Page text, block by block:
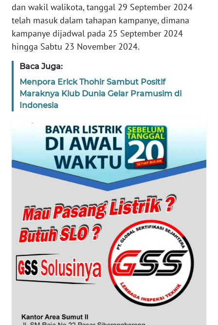
dan wakil walikota, tanggal 29 September 2024
telah masuk dalam tahapan kampanye, dimana
kampanye dijadwal pada 25 September 2024
hingga Sabtu 23 November 2024.
Baca Juga:
Menpora Erick Thohir Sambut Positif
Maraknya Klub Dunia Gelar Pramusim di
Indonesia
Wahana
Regional
WN
WN
JAKARTA
WN
BANTEN
NTT
WN
KEPRI
WN
PAPUA
BARAT